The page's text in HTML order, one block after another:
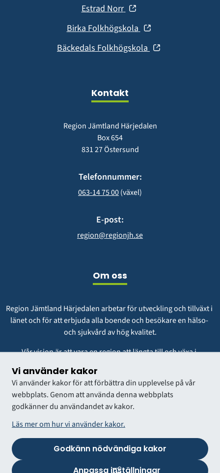
Vi använder kakor
Vi använder kakor för att förbättra din upplevelse på vår
webbplats. Genom att använda denna webbplats
godkänner du användandet av kakor.
Läs mer om hur vi använder kakor.
Godkänn nödvändiga kakor
Anpassa inställningar
Estrad Norr (öppnas
nytt
fönster)
Birka Folkhögskola (öppnas
nytt
Bäckedals Folkhögskola (öppnas
Kontakt
Region Jämtland Härjedalen
Box 654
831 27 Östersund
Telefonnummer:
063-14 75 00 (växel)
E-post:
region@regionjh.se
Om oss
Region Jämtland Härjedalen arbetar för utveckling och tillväxt i
länet och för att erbjuda alla boende och besökare en hälso-
och sjukvård av hög kvalitet.
Vår vision är att vara en region att längta till och växa i.